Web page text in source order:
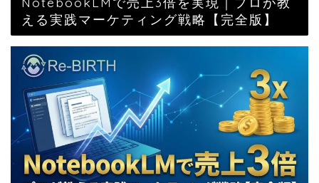
える実践マーケティング戦略【完全版】